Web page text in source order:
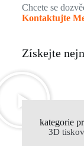
Chcete se
Kontaktujte
Získejte
kategorie
3D